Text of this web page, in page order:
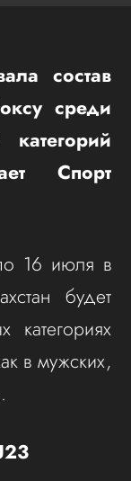
состав
среди
Спорт
16 июля в
будет
категориях
в мужских,